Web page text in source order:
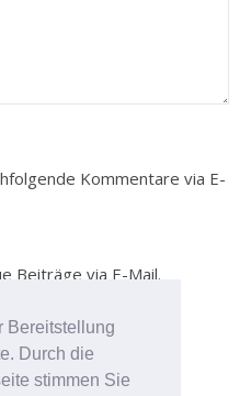
Bereitstellung
Durch die
stimmen Sie
Kommentare via E-
Beiträge via E-Mail.
weitere Nutzung